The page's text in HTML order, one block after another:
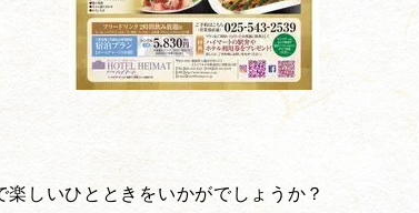
しいひとときをいかがでしょうか？